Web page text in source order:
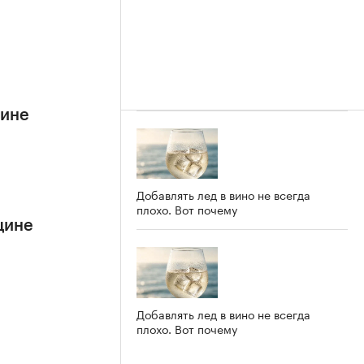
Добавлять лед в вино не всегда
плохо. Вот почему
Добавлять лед в вино не всегда
плохо. Вот почему